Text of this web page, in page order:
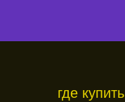
где купить